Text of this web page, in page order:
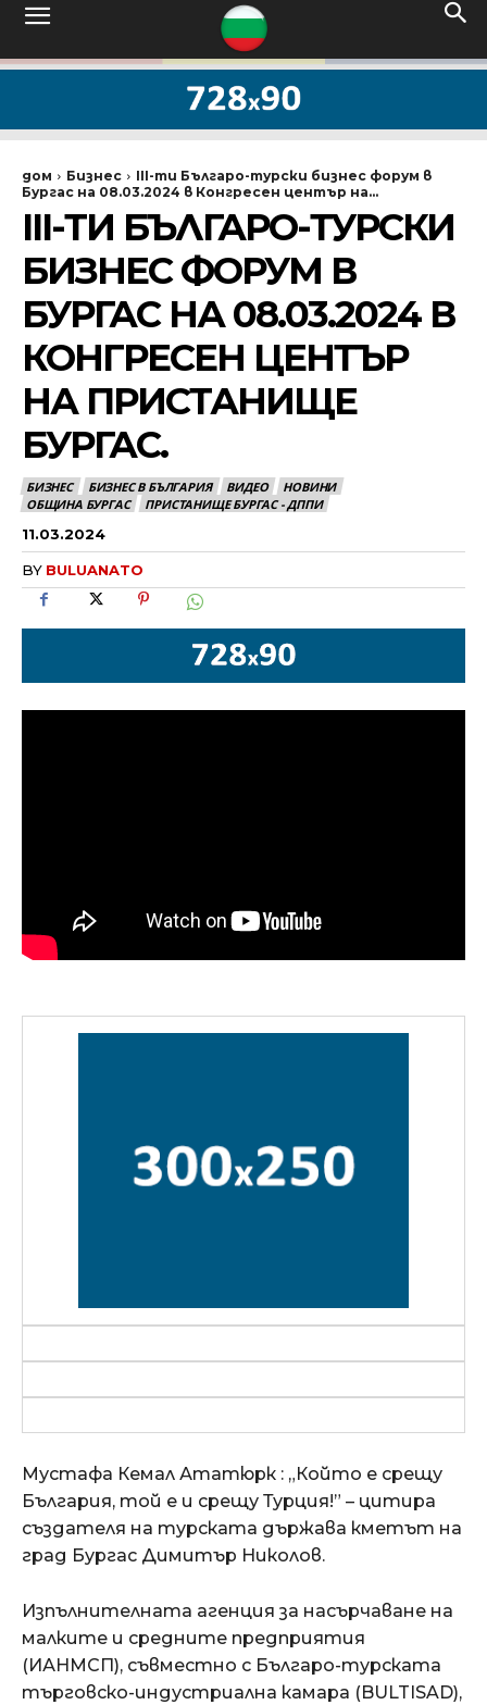
дом Бизнес
III-ти Българо-турски бизнес форум в
Бургас на 08.03.2024 в Конгресен център на...
III-ТИ БЪЛГАРО-ТУРСКИ
БИЗНЕС ФОРУМ В
БУРГАС НА 08.03.2024 В
КОНГРЕСЕН ЦЕНТЪР
НА ПРИСТАНИЩЕ
БУРГАС.
БИЗНЕС БИЗНЕС В БЪЛГАРИЯ ВИДЕО
НОВИНИ
ОБЩИНА БУРГАС
ПРИСТАНИЩЕ БУРГАС - ДППИ
11.03.2024
BY BULUANATO
Мустафа Кемал Ататюрк : „Който е срещу
България, той е и срещу Турция!” – цитира
създателя на турската държава кметът на
град Бургас Димитър Николов.
Изпълнителната агенция за насърчаване на
малките и средните предприятия
(ИАНМСП), съвместно с Българо-турската
търговско-индустриална камара (BULTISAD),